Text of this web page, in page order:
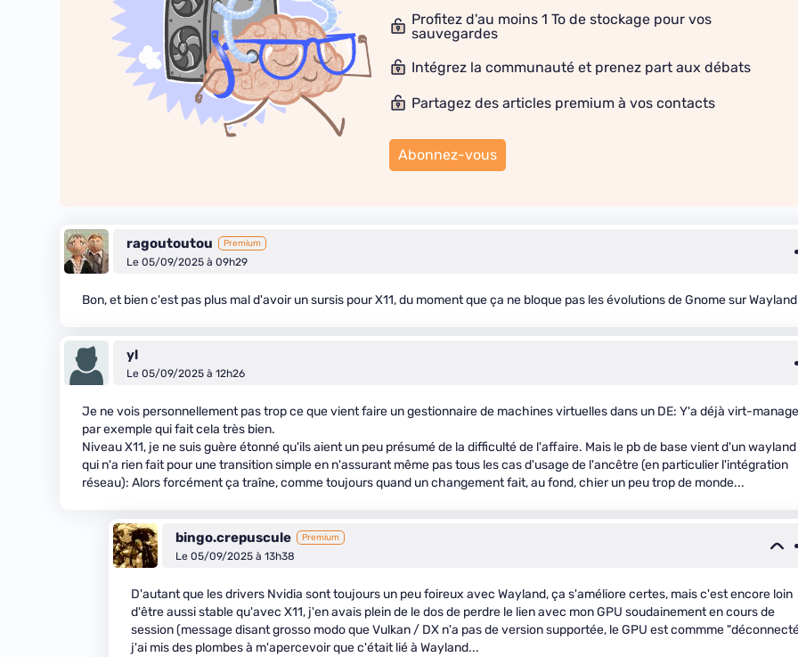
Profitez d'au moins 1 To de stockage pour vos
sauvegardes
Intégrez la communauté et prenez part aux débats
Partagez des articles premium à vos contacts
Abonnez-vous
ragoutoutou Premium
Le 05/09/2025 à 09h29
Bon, et bien c'est pas plus mal d'avoir un sursis pour X11, du moment que ça ne bloque pas les évolutions de Gnome sur
yl
Le 05/09/2025 à 12h26
Je ne vois personnellement pas trop ce que vient faire un gestionnaire de machines virtuelles dans un DE: Y'a déjà virt-
par exemple qui fait cela très bien.
Niveau X11, je ne suis guère étonné qu'ils aient un peu présumé de la difficulté de l'affaire. Mais le pb de base vient d'un wayland
qui n'a rien fait pour une transition simple en n'assurant même pas tous les cas d'usage de l'ancêtre (en particulier l'intégration
réseau): Alors forcément ça traîne, comme toujours quand un changement fait, au fond, chier un peu trop de monde...
bingo.crepuscule Premium
Le 05/09/2025 à 13h38
D'autant que les drivers Nvidia sont toujours un peu foireux avec Wayland, ça s'améliore certes, mais c'est encore loin
d'être aussi stable qu'avec X11, j'en avais plein de le dos de perdre le lien avec mon GPU soudainement en cours de
session (message disant grosso modo que Vulkan / DX n'a pas de version supportée, le GPU est commme
j'ai mis des plombes à m'apercevoir que c'était lié à Wayland...